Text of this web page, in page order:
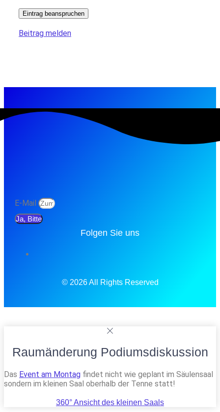
Eintrag beanspruchen
Beitrag melden
E-Mail
Ja, Bitte
Folgen Sie uns
© 2026 All Rights Reserved
Raumänderung Podiumsdiskussion
Das Event am Montag findet nicht wie geplant im Säulensaal
sondern im kleinen Saal oberhalb der Tenne statt!
360° Ansicht des kleinen Saals